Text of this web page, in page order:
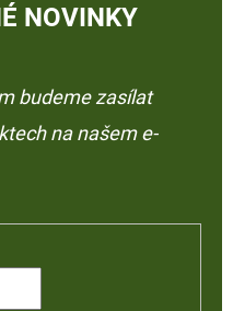
NOVINKY
budeme zasílat
na našem e-